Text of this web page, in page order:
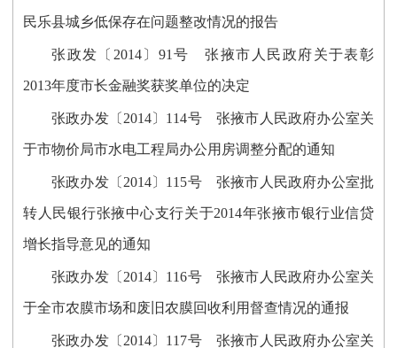
民乐县城乡低保存在问题整改情况的报告
张政发〔2014〕91号 张掖市人民政府关于表彰
2013年度市长金融奖获奖单位的决定
张政办发〔2014〕114号 张掖市人民政府办公室关
于市物价局市水电工程局办公用房调整分配的通知
张政办发〔2014〕115号 张掖市人民政府办公室批
转人民银行张掖中心支行关于2014年张掖市银行业信贷
增长指导意见的通知
张政办发〔2014〕116号 张掖市人民政府办公室关
于全市农膜市场和废旧农膜回收利用督查情况的通报
张政办发〔2014〕117号 张掖市人民政府办公室关